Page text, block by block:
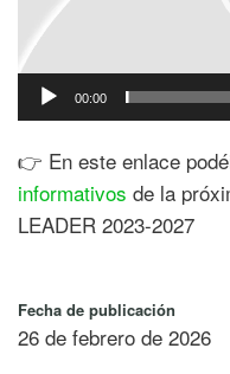
00:00
👉 En este enlace
informativos de la
LEADER 2023-2027
Fecha de publicación
26 de febrero de 2026